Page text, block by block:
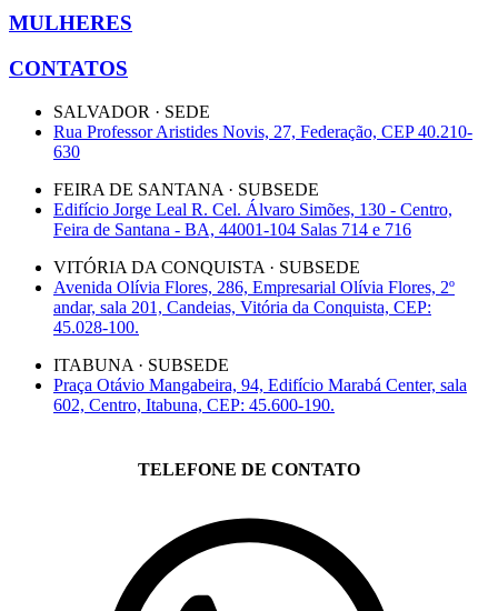
MULHERES
CONTATOS
SALVADOR · SEDE
Rua Professor Aristides Novis, 27, Federação, CEP 40.210-
630
FEIRA DE SANTANA · SUBSEDE
Edifício Jorge Leal R. Cel. Álvaro Simões, 130 - Centro,
Feira de Santana - BA, 44001-104 Salas 714 e 716
VITÓRIA DA CONQUISTA · SUBSEDE
Avenida Olívia Flores, 286, Empresarial Olívia Flores, 2º
andar, sala 201, Candeias, Vitória da Conquista, CEP:
45.028-100.
ITABUNA · SUBSEDE
Praça Otávio Mangabeira, 94, Edifício Marabá Center, sala
602, Centro, Itabuna, CEP: 45.600-190.
TELEFONE DE CONTATO